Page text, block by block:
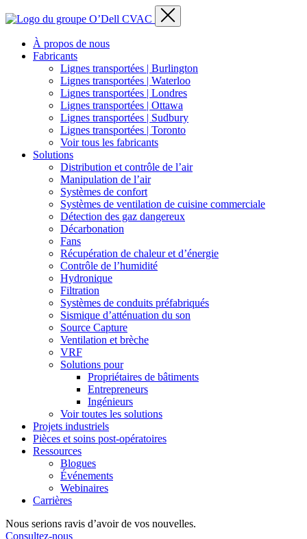
À propos de nous
Fabricants
Lignes transportées | Burlington
Lignes transportées | Waterloo
Lignes transportées | Londres
Lignes transportées | Ottawa
Lignes transportées | Sudbury
Lignes transportées | Toronto
Voir tous les fabricants
Solutions
Distribution et contrôle de l’air
Manipulation de l’air
Systèmes de confort
Systèmes de ventilation de cuisine commerciale
Détection des gaz dangereux
Décarbonation
Fans
Récupération de chaleur et d’énergie
Contrôle de l’humidité
Hydronique
Filtration
Systèmes de conduits préfabriqués
Sismique d’atténuation du son
Source Capture
Ventilation et brèche
VRF
Solutions pour
Propriétaires de bâtiments
Entrepreneurs
Ingénieurs
Voir toutes les solutions
Projets industriels
Pièces et soins post-opératoires
Ressources
Blogues
Événements
Webinaires
Carrières
Nous serions ravis d’avoir de vos nouvelles.
Consultez-nous